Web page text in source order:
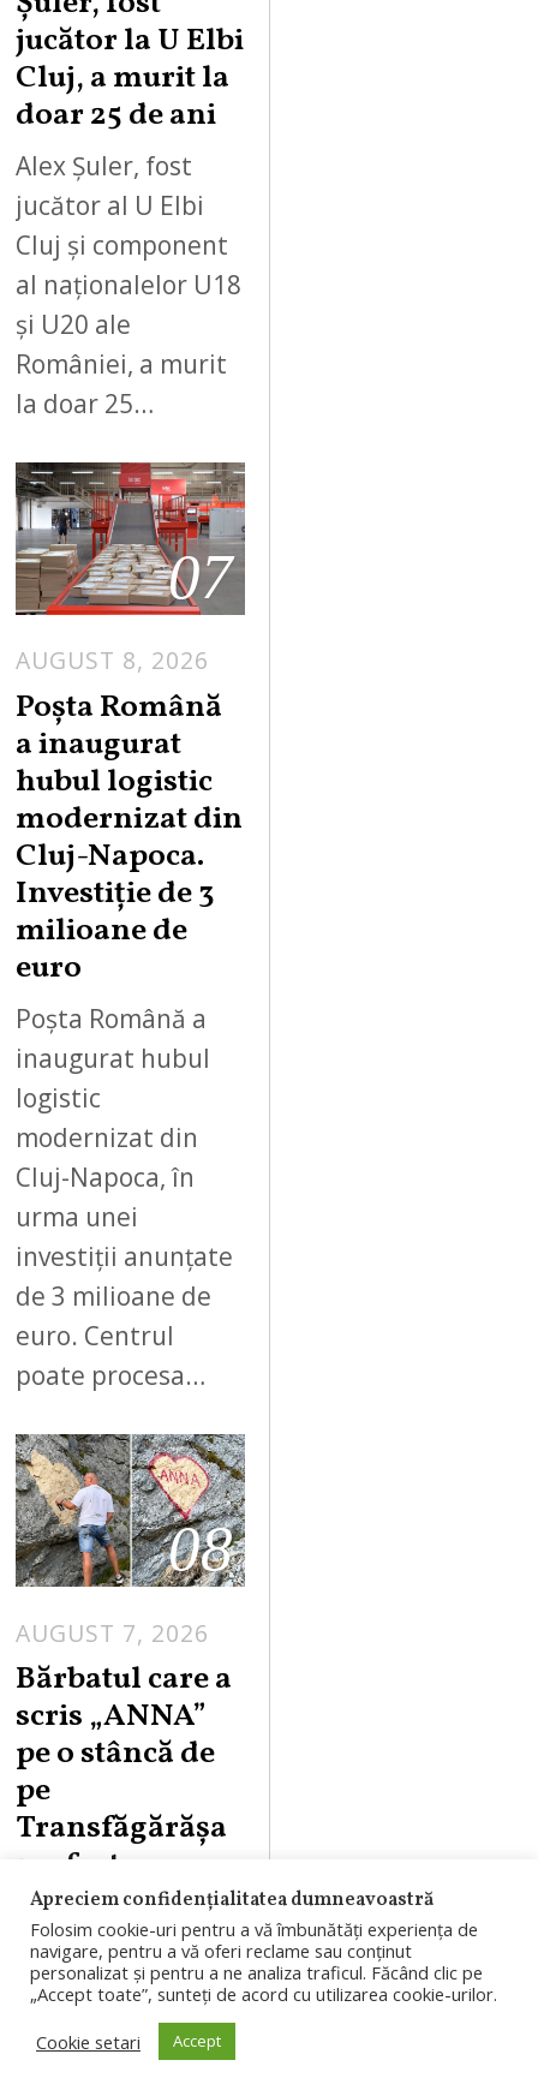
jucător la U Elbi
Cluj, a murit la
doar 25 de ani
Alex Șuler, fost
jucător al U Elbi
Cluj și component
al naționalelor U18
și U20 ale
României, a murit
la doar 25…
07
AUGUST 8, 2026
Poșta Română
a inaugurat
hubul logistic
modernizat din
Cluj-Napoca.
Investiție de 3
milioane de
euro
Poșta Română a
inaugurat hubul
logistic
modernizat din
Cluj-Napoca, în
urma unei
investiții anunțate
de 3 milioane de
euro. Centrul
poate procesa…
08
AUGUST 7, 2026
Bărbatul care a
scris „ANNA”
pe o stâncă de
pe
Transfăgărășa
n a fost
identificat.
Riscă o amendă
de 6.000 de lei
Bărbatul filmat în
timp ce scria
Apreciem confidențialitatea dumneavoastră
Folosim cookie-uri pentru a vă îmbunătăți experiența de
navigare, pentru a vă oferi reclame sau conținut
personalizat și pentru a ne analiza traficul. Făcând clic pe
„Accept toate”, sunteți de acord cu utilizarea cookie-urilor.
Cookie setari
Accept